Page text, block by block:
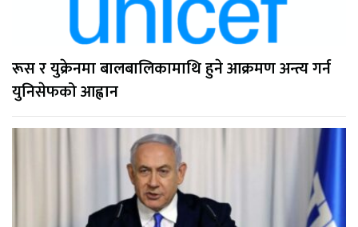
रूस र युक्रेनमा बालबालिकामाथि हुने आक्रमण अन्त्य गर्न
युनिसेफको आह्वान